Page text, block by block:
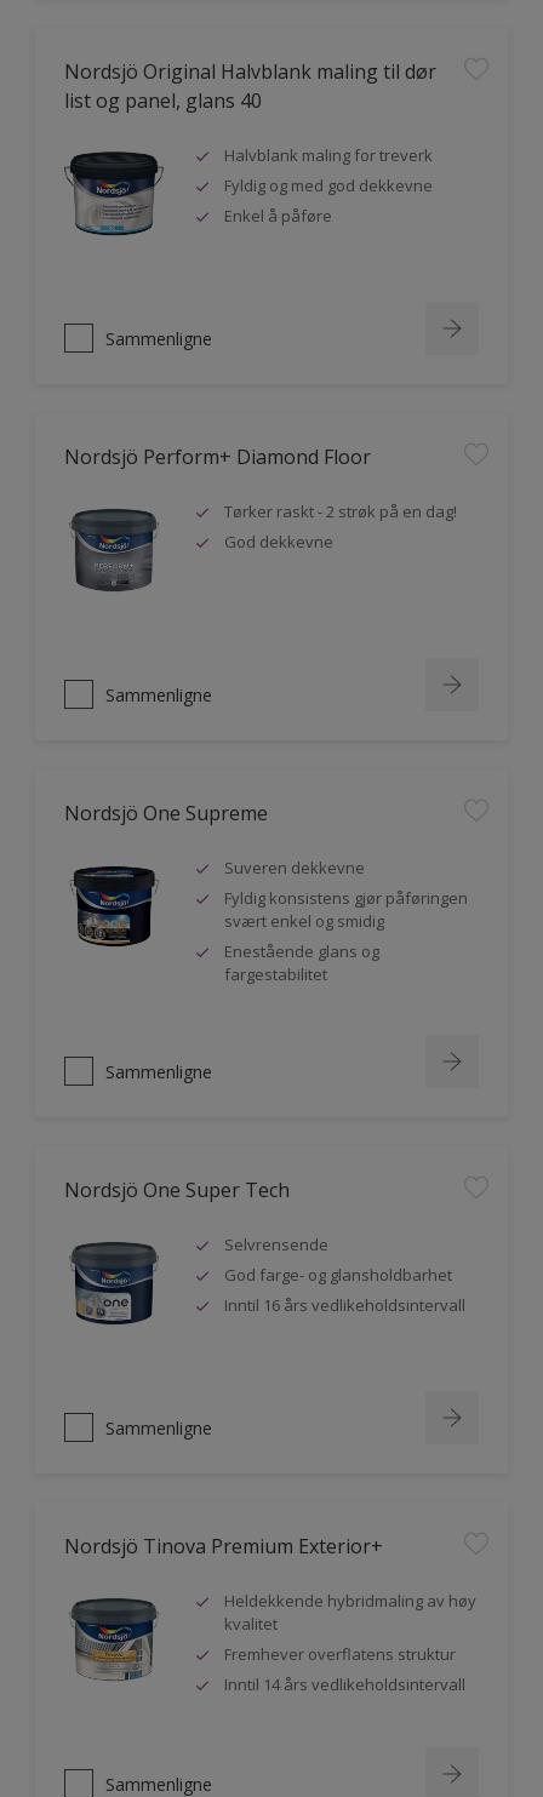
Nordsjö Original Halvblank maling til dør
list og panel, glans 40
Halvblank maling for treverk
Fyldig og med god dekkevne
Enkel å påføre
Sammenligne
Nordsjö Perform+ Diamond Floor
Tørker raskt - 2 strøk på en dag!
God dekkevne
Sammenligne
Nordsjö One Supreme
Suveren dekkevne
Fyldig konsistens gjør påføringen
svært enkel og smidig
Enestående glans og
fargestabilitet
Sammenligne
Nordsjö One Super Tech
Selvrensende
God farge- og glansholdbarhet
Inntil 16 års vedlikeholdsintervall
Sammenligne
Nordsjö Tinova Premium Exterior+
Heldekkende hybridmaling av høy
kvalitet
Fremhever overflatens struktur
Inntil 14 års vedlikeholdsintervall
Sammenligne